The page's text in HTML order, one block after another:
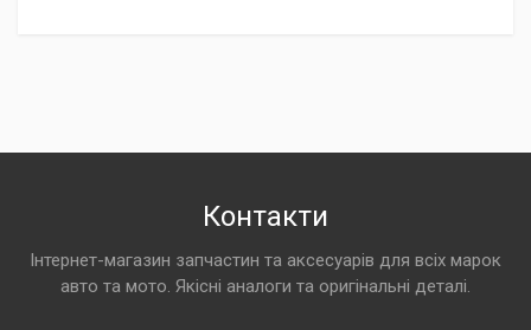
Контакти
Інтернет-магазин запчастин та аксесуарів для всіх марок
авто та мото. Якісні аналоги та оригінальні деталі.